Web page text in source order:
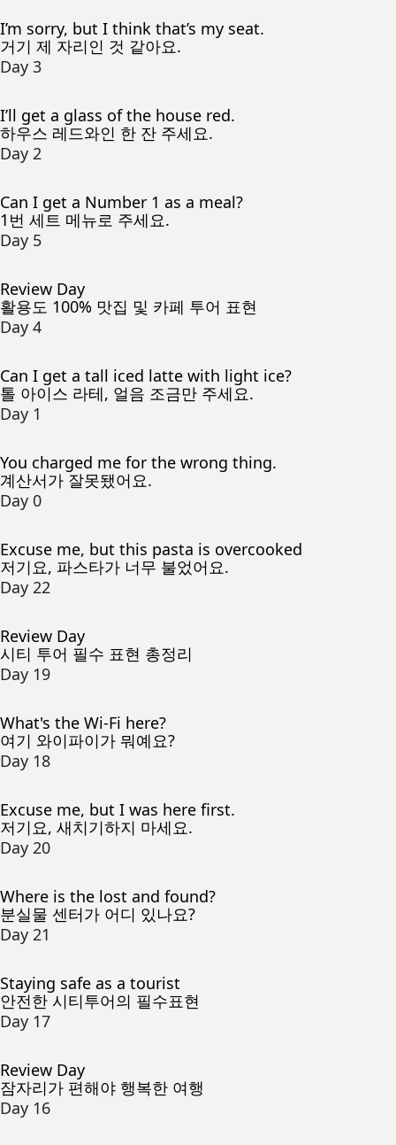
I’m sorry, but I think that’s my seat.
거기 제 자리인 것 같아요.
Day 3
I’ll get a glass of the house red.
하우스 레드와인 한 잔 주세요.
Day 2
Can I get a Number 1 as a meal?
1번 세트 메뉴로 주세요.
Day 5
Review Day
활용도 100% 맛집 및 카페 투어 표현
Day 4
Can I get a tall iced latte with light ice?
톨 아이스 라테, 얼음 조금만 주세요.
Day 1
You charged me for the wrong thing.
계산서가 잘못됐어요.
Day 0
Excuse me, but this pasta is overcooked
저기요, 파스타가 너무 불었어요.
Day 22
Review Day
시티 투어 필수 표현 총정리
Day 19
What's the Wi-Fi here?
여기 와이파이가 뭐예요?
Day 18
Excuse me, but I was here first.
저기요, 새치기하지 마세요.
Day 20
Where is the lost and found?
분실물 센터가 어디 있나요?
Day 21
Staying safe as a tourist
안전한 시티투어의 필수표현
Day 17
Review Day
잠자리가 편해야 행복한 여행
Day 16